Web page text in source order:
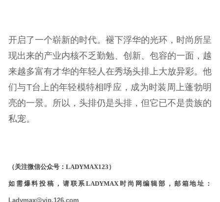
开启了一个崭新的时代。褪下浮华的光环，时尚所呈
现出来的产业内核不乏勤勉、创新、包容的一面，越
来越多富有才华的年轻人在秀场头排上大放异彩。他
们与T台上的年轻模特相呼应，成为时装周上蓬勃明
亮的一景。所以，头排仍是头排，但它已不是贵族的
私宠。
（关注微信公众号：LADYMAX123）
如需爆料投稿，请联系LADYMAX时尚网编辑部，邮箱地址：
Ladymax@vip.126.com